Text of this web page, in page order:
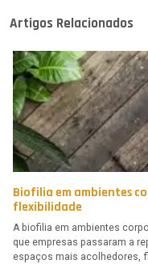
Artigos Relacionados
Biofilia em ambientes
flexibilidade
A biofilia em ambientes
que empresas passaram a
espaços mais acolhedores,